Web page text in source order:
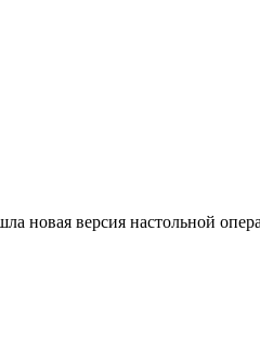
новая версия настольной